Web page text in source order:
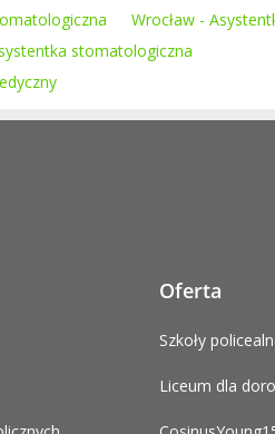
Wrocław -
stomatologiczna
Oferta
Szkoły
Liceum dla